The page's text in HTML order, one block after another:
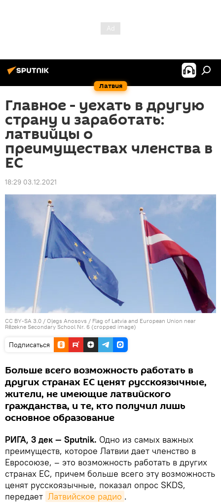
Латвия
Главное - уехать в другую
страну и заработать:
латвийцы о
преимуществах членства в
ЕС
18:29 03.12.2021
CC BY-SA 3.0 / Oļegs Anosovs / Flag of Latvia and European Union near
Rēzekne Secondary School Nr. 6 (cropped image)
Подписаться
Больше всего возможность работать в
других странах ЕС ценят русскоязычные,
жители, не имеющие латвийского
гражданства, и те, кто получил лишь
основное образование
РИГА, 3 дек — Sputnik. Одно из самых важных
преимуществ, которое Латвии дает членство в
Евросоюзе, – это возможность работать в других
странах ЕС, причем больше всего эту возможность
ценят русскоязычные, показал опрос SKDS,
передает Латвийское радио .